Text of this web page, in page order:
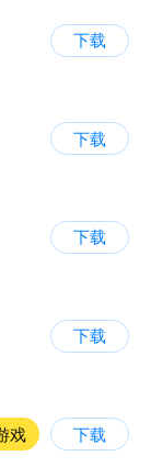
下载
下载
下载
下载
戏 下载